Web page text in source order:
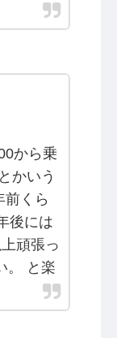
から乗
かいう
前くら
後には
頑張っ
。 と楽